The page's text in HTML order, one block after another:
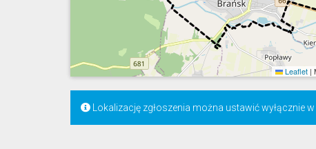
Leaflet |
Lokalizację zgłoszenia można ustawić wyłącznie